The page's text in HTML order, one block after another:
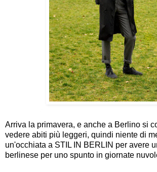
Arriva la primavera, e anche a Berlino si
vedere abiti più leggeri, quindi niente di
un'occhiata a STIL IN BERLIN per avere
berlinese per uno spunto in giornate